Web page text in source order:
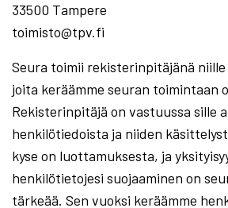
33500 Tampere
toimisto@tpv.fi
Seura toimii rekisterinpitäjänä
joita keräämme seuran toimintaan
Rekisterinpitäjä on vastuussa sille
henkilötiedoista ja niiden
kyse on luottamuksesta, ja
henkilötietojesi suojaaminen on
tärkeää. Sen vuoksi keräämme